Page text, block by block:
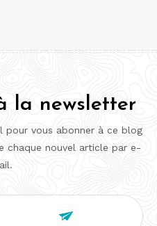
la newsletter
pour vous abonner à ce blog
chaque nouvel article par e-
